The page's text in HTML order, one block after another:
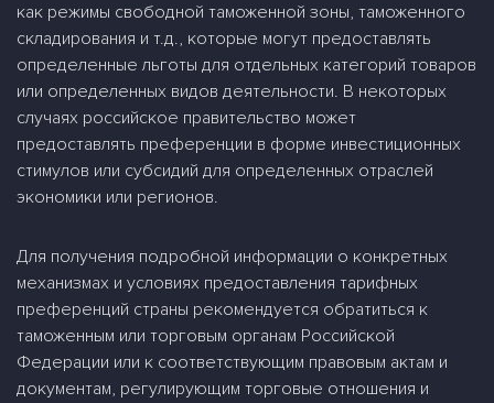
как режимы свободной таможенной зоны, таможенного
складирования и т.д., которые могут предоставлять
определенные льготы для отдельных категорий товаров
или определенных видов деятельности. В некоторых
случаях российское правительство может
предоставлять преференции в форме инвестиционных
стимулов или субсидий для определенных отраслей
экономики или регионов.
Для получения подробной информации о конкретных
механизмах и условиях предоставления тарифных
преференций страны рекомендуется обратиться к
таможенным или торговым органам Российской
Федерации или к соответствующим правовым актам и
документам, регулирующим торговые отношения и